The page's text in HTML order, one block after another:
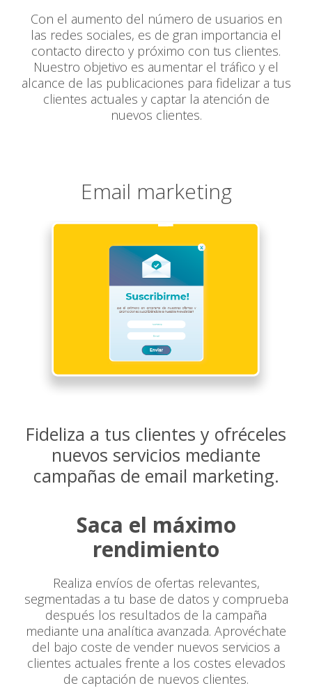
Con el aumento del número de usuarios en
las redes sociales, es de gran importancia el
contacto directo y próximo con tus clientes.
Nuestro objetivo es aumentar el tráfico y el
alcance de las publicaciones para fidelizar a tus
clientes actuales y captar la atención de
nuevos clientes.
Email marketing
Fideliza a tus clientes y ofréceles
nuevos servicios mediante
campañas de email marketing.
Saca el máximo
rendimiento
Realiza envíos de ofertas relevantes,
segmentadas a tu base de datos y comprueba
después los resultados de la campaña
mediante una analítica avanzada. Aprovéchate
del bajo coste de vender nuevos servicios a
clientes actuales frente a los costes elevados
de captación de nuevos clientes.